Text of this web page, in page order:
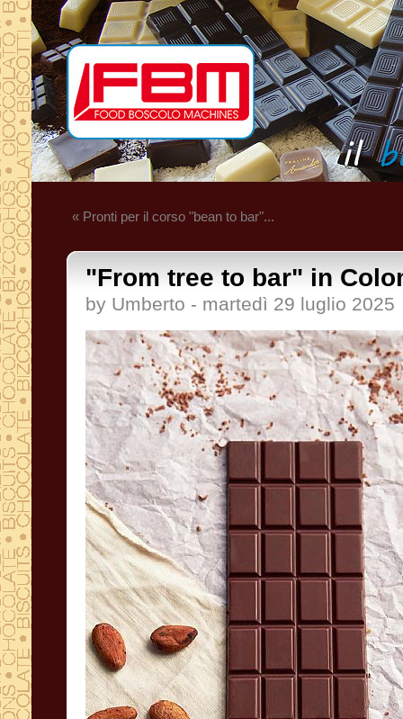
« Pronti per il corso "bean to bar"...
"From tree to bar" in
by Umberto - martedì 29 luglio 2025